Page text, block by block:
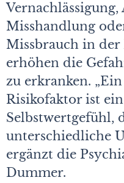
Vernachlässigung,
Misshandlung
Missbrauch in
erhöhen die
zu erkranken.
Risikofaktor ist
Selbstwertgefühl,
unterschiedliche
ergänzt die
Dummer.